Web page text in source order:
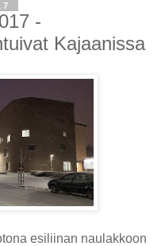
-
Kajaanissa
esiliinan naulakkoon